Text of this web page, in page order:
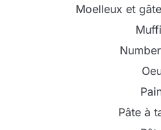
Moelleux et
Pâte à